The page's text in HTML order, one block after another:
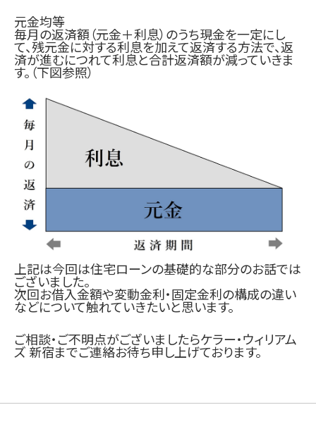
元金均等
毎月の返済額（元金＋利息）のうち現金を一定にし
て、残元金に対する利息を加えて返済する方法で、返
済が進むにつれて利息と合計返済額が減っていきま
す。（下図参照）
上記は今回は住宅ローンの基礎的な部分のお話では
ございました。
次回お借入金額や変動金利・固定金利の構成の違い
などについて触れていきたいと思います。
ご相談・ご不明点がございましたらケラー・ウィリアム
ズ 新宿までご連絡お待ち申し上げております。